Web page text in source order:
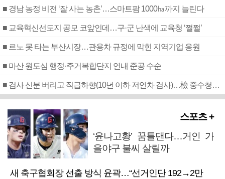
■ 경남 농정 비전 ‘잘 사는 농촌’…스마트팜 1000㏊까지 늘린다
■ 교육혁신선도지 공모 코앞인데…구·군 난색에 교육청 ‘쩔쩔’
■ 르노 못 타는 부산시장…관용차 규정에 막힌 지역기업 응원
■ 마산 원도심 행정·주거복합단지 연내 준공 수순
■ 검사 신분 버리고 직급하향(10년 이하 저연차 검사)…檢 중수청행 기피
스포츠 +
‘윤나고황’ 꿈틀댄다…거인 가
을야구 불씨 살릴까
새 축구협회장 선출 방식 윤곽…“선거인단 192→2만